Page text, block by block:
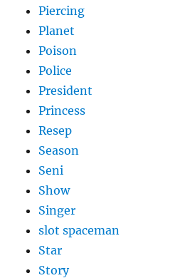
Piercing
Planet
Poison
Police
President
Princess
Resep
Season
Seni
Show
Singer
slot spaceman
Star
Story